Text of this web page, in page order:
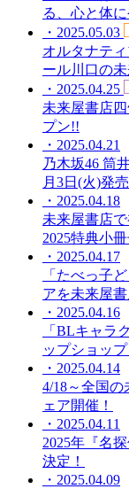
る、心と体
・2025.05.03
オルタナテ
ール川口の
・2025.04.25
未来屋書店
プン!!
・2025.04.21
乃木坂46 筒
月3日(火)発売
・2025.04.18
未来屋書店
2025特典小
・2025.04.17
「たべっ子
アを未来屋書
・2025.04.16
「BLキャラ
ップショッ
・2025.04.14
4/18～全国
ェア開催！
・2025.04.11
2025年『名
決定！
・2025.04.09